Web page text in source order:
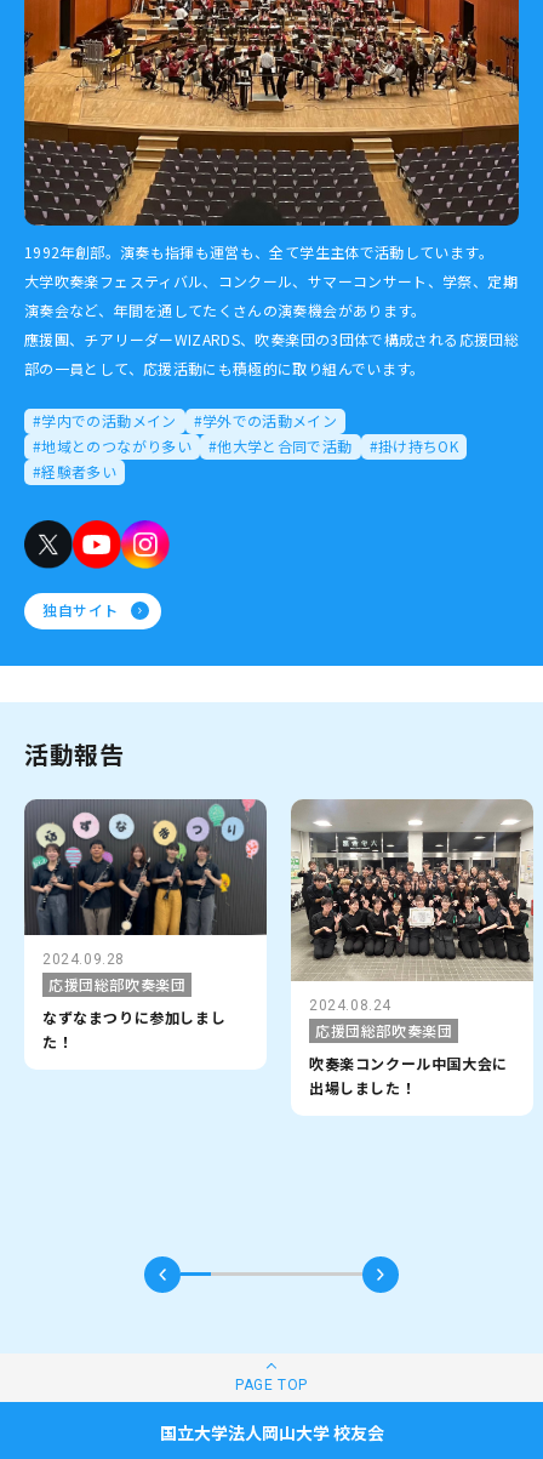
1992年創部。演奏も指揮も運営も、全て学生主体で活動しています。
大学吹奏楽フェスティバル、コンクール、サマーコンサート、学祭、定期
演奏会など、年間を通してたくさんの演奏機会があります。
應援團、チアリーダーWIZARDS、吹奏楽団の3団体で構成される応援団総
部の一員として、応援活動にも積極的に取り組んでいます。
#学内での活動メイン
#学外での活動メイン
#地域とのつながり多い
#他大学と合同で活動
#掛け持ちOK
#経験者多い
独自サイト
活動報告
応援団総部吹奏楽団
吹奏楽コンクール中国大会に
2024.08.10
応援団総部吹奏楽団
サマーコンサート
国立大学法人岡山大学 校友会